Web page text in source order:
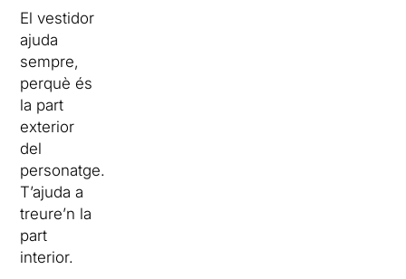
El vestidor
ajuda
sempre,
perquè és
la part
exterior
del
personatge.
T’ajuda a
treure’n la
part
interior.